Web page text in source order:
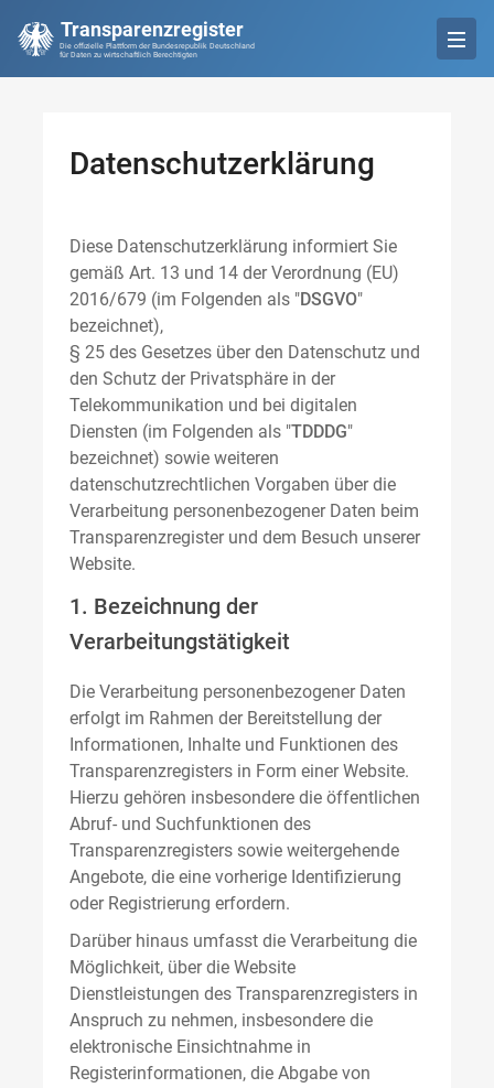
Transparenzregister
Die offizielle Plattform der Bundesrepublik Deutschland
für Daten zu wirtschaftlich Berechtigten
Datenschutzerklärung
Diese Datenschutzerklärung informiert Sie
gemäß Art. 13 und 14 der Verordnung (EU)
2016/679 (im Folgenden als "DSGVO"
bezeichnet),
§ 25 des Gesetzes über den Datenschutz und
den Schutz der Privatsphäre in der
Telekommunikation und bei digitalen
Diensten (im Folgenden als "TDDDG"
bezeichnet) sowie weiteren
datenschutzrechtlichen Vorgaben über die
Verarbeitung personenbezogener Daten beim
Transparenzregister und dem Besuch unserer
Website.
1. Bezeichnung der
Verarbeitungstätigkeit
Die Verarbeitung personenbezogener Daten
erfolgt im Rahmen der Bereitstellung der
Informationen, Inhalte und Funktionen des
Transparenzregisters in Form einer Website.
Hierzu gehören insbesondere die öffentlichen
Abruf- und Suchfunktionen des
Transparenzregisters sowie weitergehende
Angebote, die eine vorherige Identifizierung
oder Registrierung erfordern.
Darüber hinaus umfasst die Verarbeitung die
Möglichkeit, über die Website
Dienstleistungen des Transparenzregisters in
Anspruch zu nehmen, insbesondere die
elektronische Einsichtnahme in
Registerinformationen, die Abgabe von